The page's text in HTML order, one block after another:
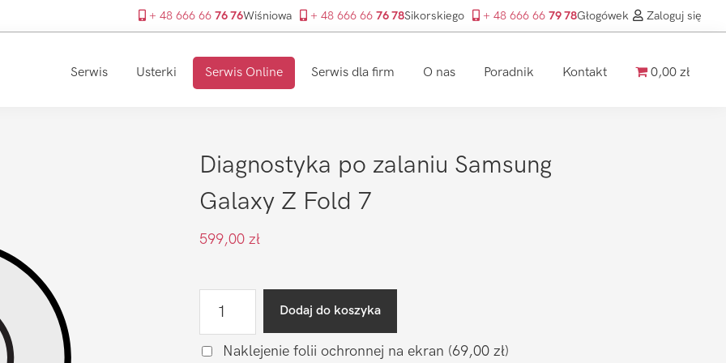
+ 48 666 66 76 76Wiśniowa + 48 666 66 76 78Sikorskiego + 48 666 66 79 78Głogówek Zaloguj się
Serwis Usterki Serwis Online Serwis dla firm O nas Poradnik Kontakt 0,00 zł
Diagnostyka po zalaniu Samsung
Galaxy Z Fold 7
599,00 zł
po
Dodaj do koszyka
Naklejenie folii ochronnej na ekran (69,00 zł)